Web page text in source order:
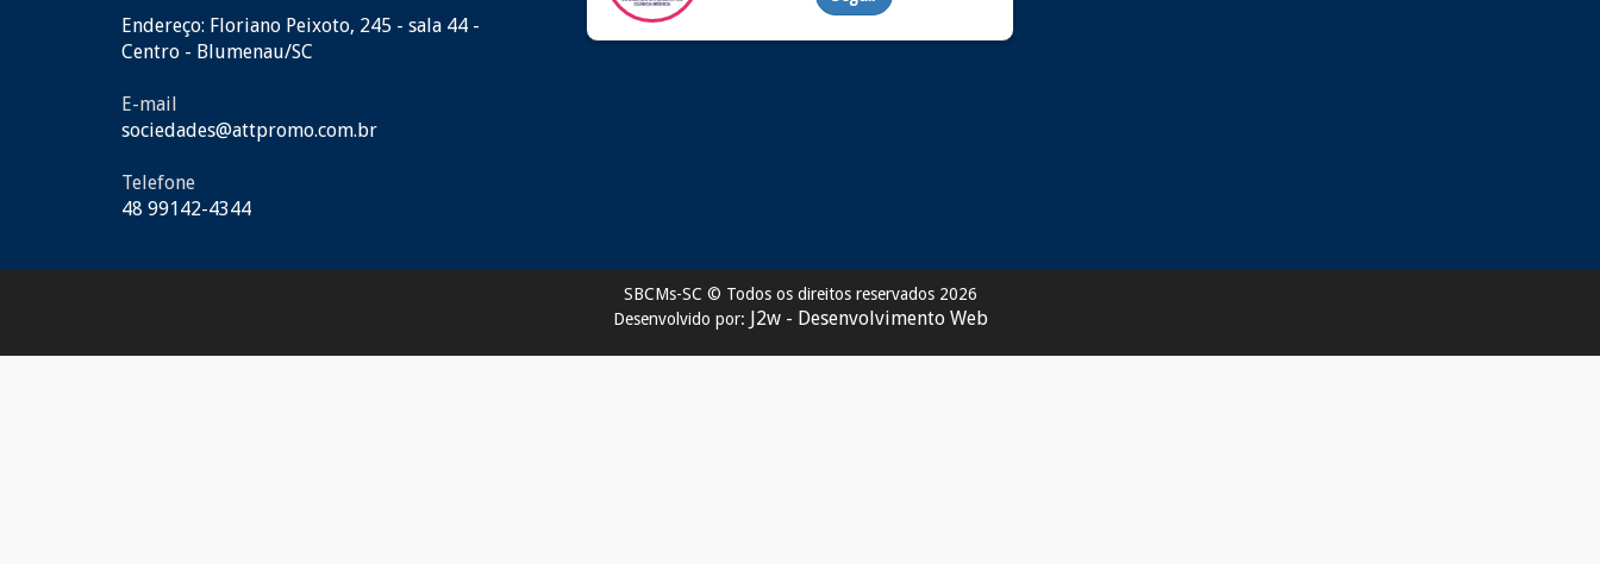
Endereço: Floriano Peixoto, 245 - sala 44 -
Centro - Blumenau/SC
E-mail
sociedades@attpromo.com.br
Telefone
48 99142-4344
SBCMs-SC © Todos os direitos reservados 2026
Desenvolvido por: J2w - Desenvolvimento Web